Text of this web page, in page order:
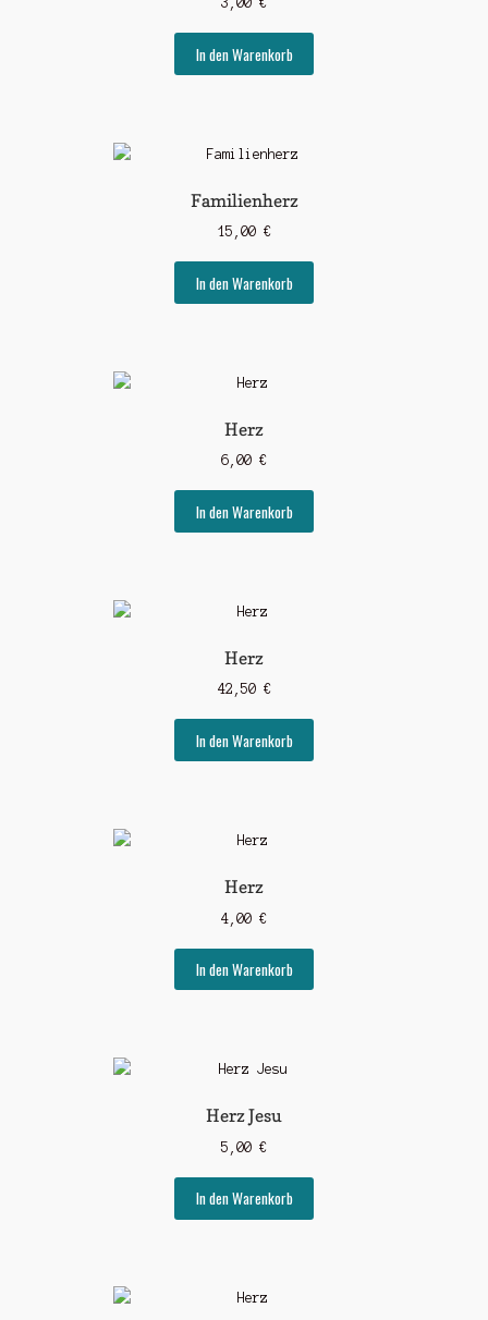
3,00 €
In den Warenkorb
Familienherz
15,00 €
In den Warenkorb
Herz
6,00 €
In den Warenkorb
Herz
42,50 €
In den Warenkorb
Herz
4,00 €
In den Warenkorb
Herz Jesu
5,00 €
In den Warenkorb